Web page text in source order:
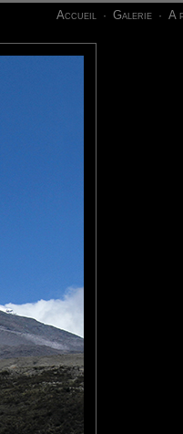
Accueil · Galerie · A